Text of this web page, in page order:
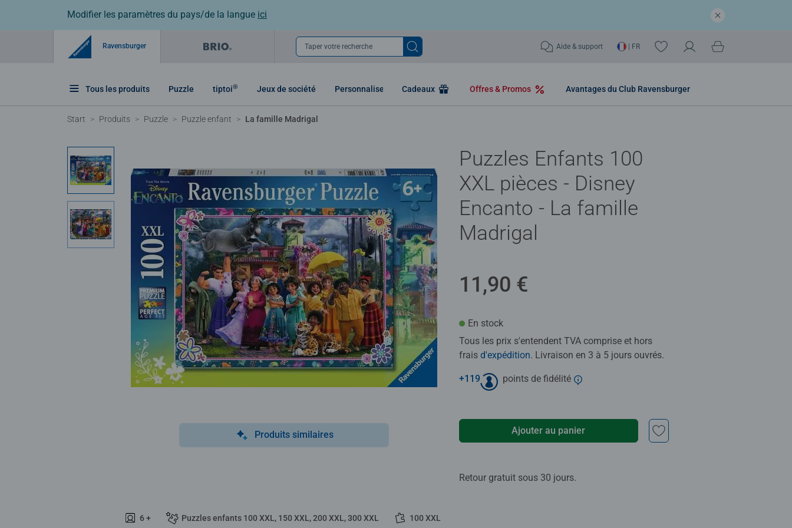
Modifier les paramètres du pays/de la langue ici
Ravensburger Taper votre recherche Aide & support | FR
Tous les produits Puzzle tiptoi® Jeux de société Personnaliser Cadeaux Offres & Promos Avantages du Club Ravensburger
Start Produits Puzzle Puzzle enfant La famille Madrigal
Produits similaires
6 + Puzzles enfants 100 XXL, 150 XXL, 200 XXL, 300 XXL
100 XXL
Puzzles Enfants 100
XXL pièces - Disney
Encanto - La famille
Madrigal
11,90 €
En stock
Tous les prix s'entendent TVA comprise et hors
frais d'expédition. Livraison en 3 à 5 jours ouvrés.
+119 points de fidélité
Ajouter au panier
Retour gratuit sous 30 jours.